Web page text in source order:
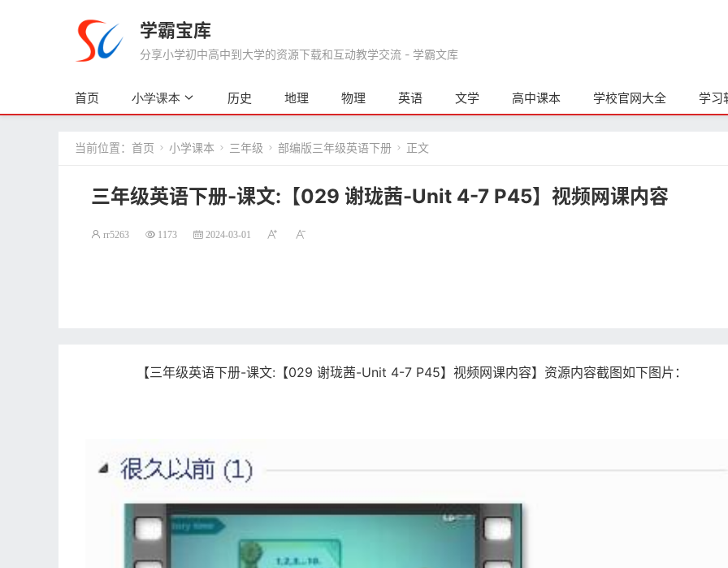
学霸宝库
分享小学初中高中到大学的资源下载和互动教学交流 - 学霸文库
首页 小学课本 历史 地理 物理 英语 文学 高中课本 学校官网大全 学习
当前位置： 首页  小学课本  三年级  部编版三年级英语下册  正文
三年级英语下册-课文:【029 谢珑茜-Unit 4-7 P45】视频网课内容
rr5263 1173 2024-03-01
【三年级英语下册-课文:【029 谢珑茜-Unit 4-7 P45】视频网课内容】资源内容截图如下图片：